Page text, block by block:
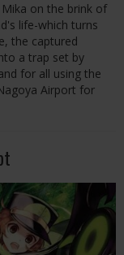
on the brink of
life-which turns
the captured
a trap set by
for all using the
Airport for